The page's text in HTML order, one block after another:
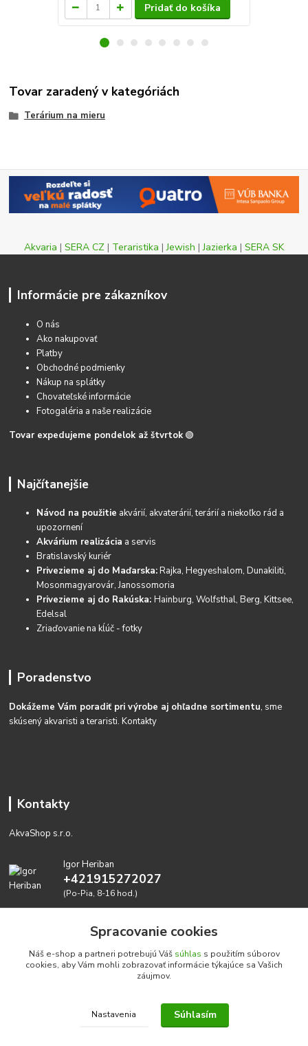
Pridať do košíka
Tovar zaradený v kategóriách
Terárium na mieru
Akvaria | SERA CZ | Teraristika |Jewish |Jazierka | SERA SK
Informácie pre zákazníkov
O nás
Ako nakupovať
Platby
Obchodné podmienky
Nákup na splátky
Chovateľské informácie
Fotogaléria a naše realizácie
Tovar expedujeme pondelok až štvrtok 🟢
Najčítanejšie
Návod na použitie akvárií, akvaterárií, terárií a niekoľko rád a
upozornení
Akvárium realizácia a servis
Bratislavský kuriér
Privezieme aj do Maďarska:Rajka, Hegyeshalom, Dunakiliti,
Mosonmagyarovár, Janossomoria
Privezieme aj do Rakúska:Hainburg, Wolfsthal, Berg, Kittsee,
Edelsal
Zriaďovanie na kĺúč - fotky
Poradenstvo
Dokážeme Vám poradiť pri výrobe aj ohľadne sortimentu, sme
skúsený akvaristi a teraristi.Kontakty
Kontakty
AkvaShop s.r.o.
Igor Heriban
+421915272027
(Po-Pia, 8-16 hod.)
Realizujeme prírodné akvária: AkvaShop s.r.o. • IBAN:
SK3911000000002947087849
Spracovanie cookies
Náš e-shop a partneri potrebujú Váš súhlas s použitím súborov
cookies, aby Vám mohli zobrazovať informácie týkajúce sa Vašich
záujmov.
Nastavenia Súhlasím